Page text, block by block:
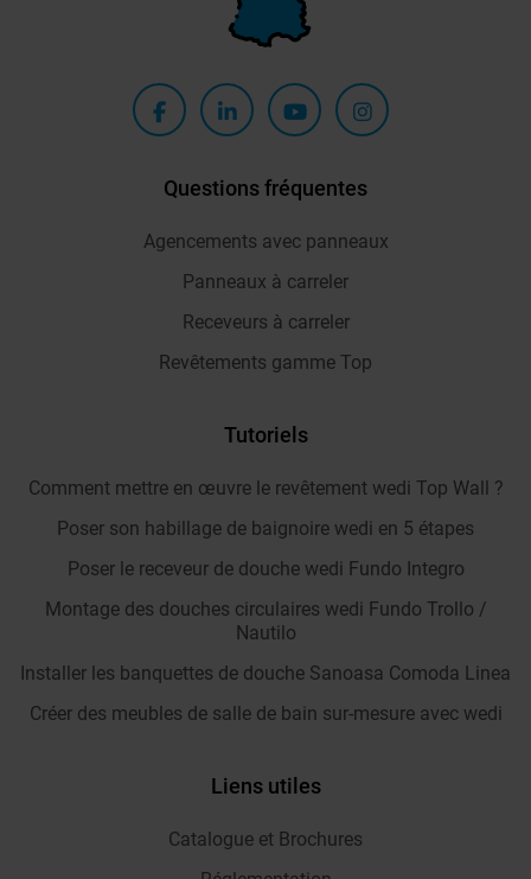
Questions fréquentes
Agencements avec panneaux
Panneaux à carreler
Receveurs à carreler
Revêtements gamme Top
Tutoriels
Comment mettre en œuvre le revêtement wedi Top Wall ?
Poser son habillage de baignoire wedi en 5 étapes
Poser le receveur de douche wedi Fundo Integro
Montage des douches circulaires wedi Fundo Trollo /
Nautilo
Installer les banquettes de douche Sanoasa Comoda Linea
Créer des meubles de salle de bain sur-mesure avec wedi
Liens utiles
Catalogue et Brochures